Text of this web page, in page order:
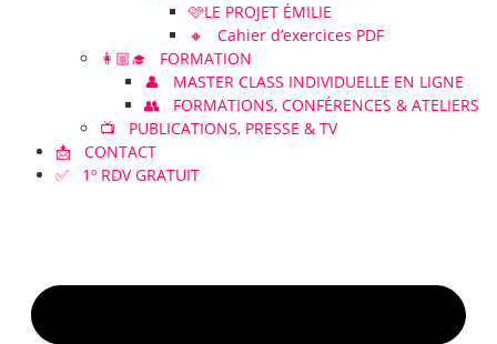
🩷LE PROJET ÉMILIE
🔸 Cahier d’exercices PDF
👩🏼‍🎓 FORMATION
👤 MASTER CLASS INDIVIDUELLE EN LIGNE
👥 FORMATIONS, CONFÉRENCES & ATELIERS
📺 PUBLICATIONS, PRESSE & TV
📩 CONTACT
✅ 1º RDV GRATUIT